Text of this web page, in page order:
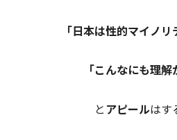
「日本は性的マイノリ
「こんなにも理解
と アピールはす